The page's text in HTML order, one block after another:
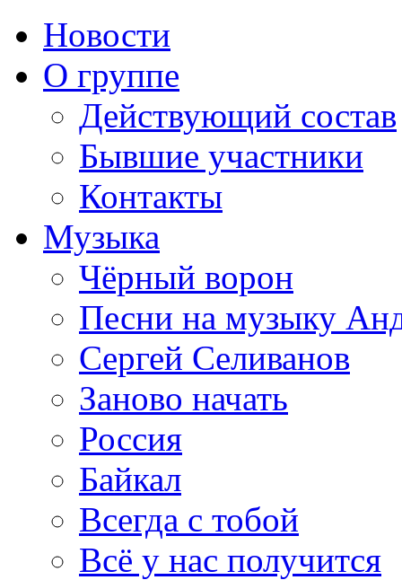
Новости
О группе
Действующий состав
Бывшие участники
Контакты
Музыка
Чёрный ворон
Песни на музыку
Сергей Селиванов
Заново начать
Россия
Байкал
Всегда с тобой
Всё у нас получится